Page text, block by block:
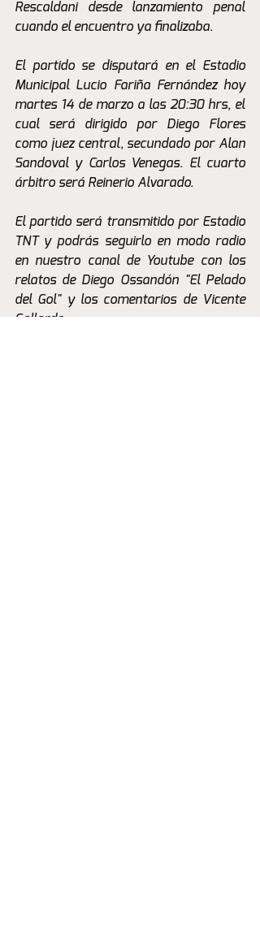
Rescaldani desde lanzamiento penal
cuando el encuentro ya finalizaba.
El partido se disputará en el Estadio
Municipal Lucio Fariña Fernández hoy
martes 14 de marzo a las 20:30 hrs, el
cual será dirigido por Diego Flores
como juez central, secundado por Alan
Sandoval y Carlos Venegas. El cuarto
árbitro será Reinerio Alvarado.
El partido será transmitido por Estadio
TNT y podrás seguirlo en modo radio
en nuestro canal de Youtube con los
relatos de Diego Ossandón "El Pelado
del Gol" y los comentarios de Vicente
Gallardo.